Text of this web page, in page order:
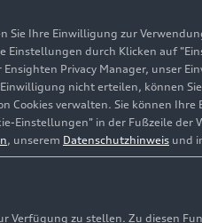
Ihre Einwilligung zur
Einstellungen durch Klicken auf
Privacy Manager, unser
nicht erteilen, können
Cookies verwalten. Sie können
Einstellungen" in der Fußzeile der
, unserem Datenschutzhinweis und
Verfügung zu stellen. Zu diesen